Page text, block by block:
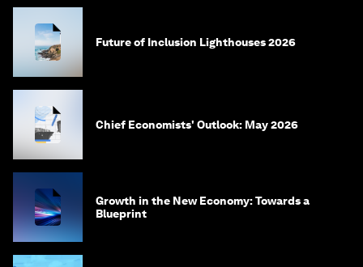
Future of Inclusion Lighthouses 2026
Chief Economists' Outlook: May 2026
Growth in the New Economy: Towards a
Blueprint